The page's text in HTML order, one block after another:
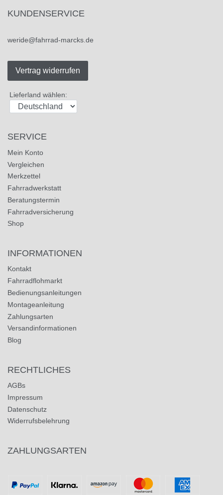
KUNDENSERVICE
weride@fahrrad-marcks.de
Vertrag widerrufen
Lieferland wählen:
SERVICE
Mein Konto
Vergleichen
Merkzettel
Fahrradwerkstatt
Beratungstermin
Fahrradversicherung
Shop
INFORMATIONEN
Kontakt
Fahrradflohmarkt
Bedienungsanleitungen
Montageanleitung
Zahlungsarten
Versandinformationen
Blog
RECHTLICHES
AGBs
Impressum
Datenschutz
Widerrufsbelehrung
ZAHLUNGSARTEN